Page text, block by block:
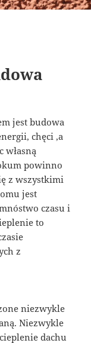
jest budowa
chęci ,a
własną
powinno
z wszystkimi
jest
czasu i
to
z
niezwykle
Niezwykle
dachu